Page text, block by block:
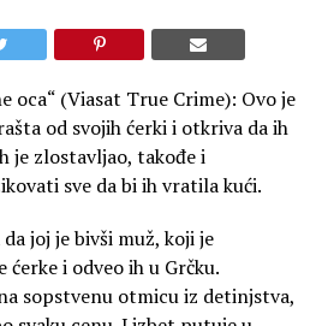
oca“ (Viasat True Crime): Ovo je
od svojih ćerki i otkriva da ih
je zlostavljao, takođe i
sve da bi ih vratila kući.
joj je bivši muž, koji je
i odveo ih u Grčku.
sopstvenu otmicu iz detinjstva,